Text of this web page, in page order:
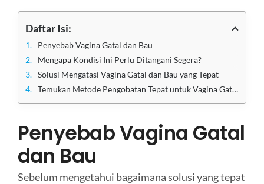
Daftar Isi:
Penyebab Vagina Gatal dan Bau
Mengapa Kondisi Ini Perlu Ditangani Segera?
Solusi Mengatasi Vagina Gatal dan Bau yang Tepat
Temukan Metode Pengobatan Tepat untuk Vagina Gatal dan Bau di Klinik Utama Sentosa
Penyebab Vagina Gatal
dan Bau
Sebelum mengetahui bagaimana solusi yang tepat